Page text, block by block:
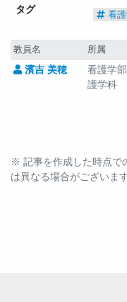
タグ 看
教員名 所属
濱吉 美穂
看護学
護学科
※ 記事を作成した時点で
は異なる場合がございま